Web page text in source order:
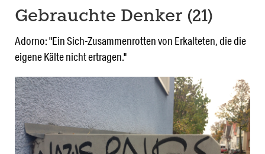
Gebrauchte Denker (21)
Adorno: "Ein Sich-Zusammenrotten von Erkalteten, die die
eigene Kälte nicht ertragen."